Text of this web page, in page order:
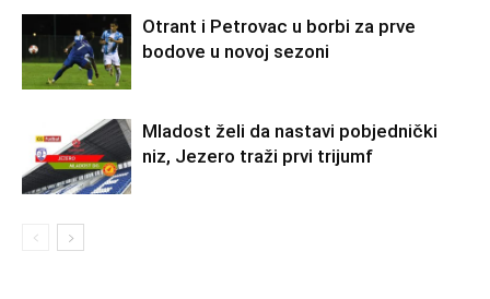
Otrant i Petrovac u borbi za prve
bodove u novoj sezoni
Mladost želi da nastavi pobjednički
niz, Jezero traži prvi trijumf